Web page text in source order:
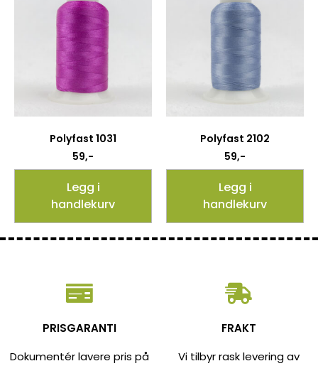
Polyfast 1031
59,-
Legg i
handlekurv
Polyfast 2102
59,-
Legg i
handlekurv
PRISGARANTI
Dokumentér lavere pris på
FRAKT
Vi tilbyr rask levering av